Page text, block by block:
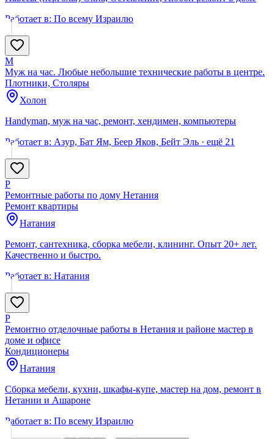
Работает в: По всему Израилю
М
Муж на час. Любые небольшие технические работы в центре.
Плотники, Столяры
Холон
Handyman, муж на час, ремонт, хендимен, компьютеры
Работает в: Азур, Бат Ям, Беер Яков, Бейт Эль · ещё 21
Р
Ремонтные работы по дому Нетания
Ремонт квартиры
Натания
Ремонт, сантехника, сборка мебели, клининг. Опыт 20+ лет.
Качественно и быстро.
Работает в: Натания
Р
Ремонтно отделочные работы в Нетания и районе мастер в
доме и офисе
Кондиционеры
Натания
Сборка мебели, кухни, шкафы-купе, мастер на дом, ремонт в
Нетании и Ашароне
Работает в: По всему Израилю